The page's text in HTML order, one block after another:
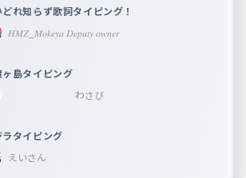
れ知らず歌詞タイピング！
𝐻𝑀𝑍_𝑀𝑜𝑘𝑒𝑦𝑎 𝐷𝑒𝑝𝑢𝑡𝑦 𝑜𝑤𝑛𝑒𝑟
ヶ島タイピング
わさび
ラタイピング
えいさん